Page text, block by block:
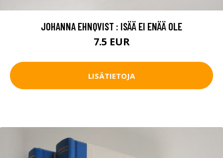
JOHANNA EHNQVIST : ISÄÄ EI ENÄÄ OLE
7.5 EUR
LISÄTIETOJA